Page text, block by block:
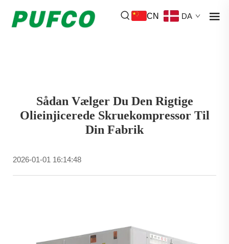
CN DA
Sådan Vælger Du Den Rigtige
Olieinjicerede Skruekompressor Til
Din Fabrik
2026-01-01 16:14:48